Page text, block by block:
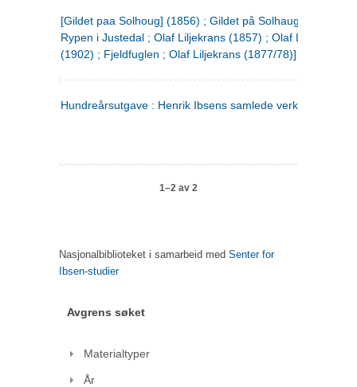
[Gildet paa Solhoug] (1856) ; Gildet på Solhaug (1883) ;
Rypen i Justedal ; Olaf Liljekrans (1857) ; Olaf Liljekrans
(1902) ; Fjeldfuglen ; Olaf Liljekrans (1877/78)]
Hundreårsutgave : Henrik Ibsens samlede verker. 3
1–2 av 2
Nasjonalbiblioteket i samarbeid med Senter for
Ibsen-studier
Avgrens søket
Materialtyper
År